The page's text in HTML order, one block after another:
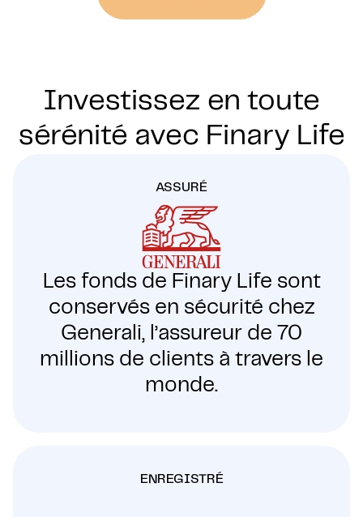
Investissez en toute
sérénité avec Finary Life
ASSURÉ
Les fonds de Finary Life sont
conservés en sécurité chez
Generali, l’assureur de 70
millions de clients à travers le
monde.
ENREGISTRÉ